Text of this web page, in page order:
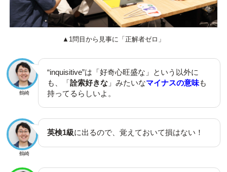
▲1問目から見事に「正解者ゼロ」
鶴崎
“inquisitive”は「好奇心旺盛な」という以外に
も、「詮索好きな 」みたいなマイナスの意味も
持ってるらしいよ。
鶴崎
英検1級に出るので、覚えておいて損はない！